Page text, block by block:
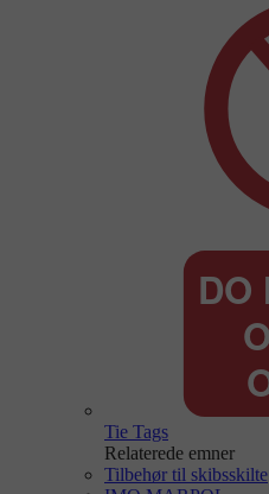
Tie Tags
Relaterede emner
Tilbehør til skibsskilte